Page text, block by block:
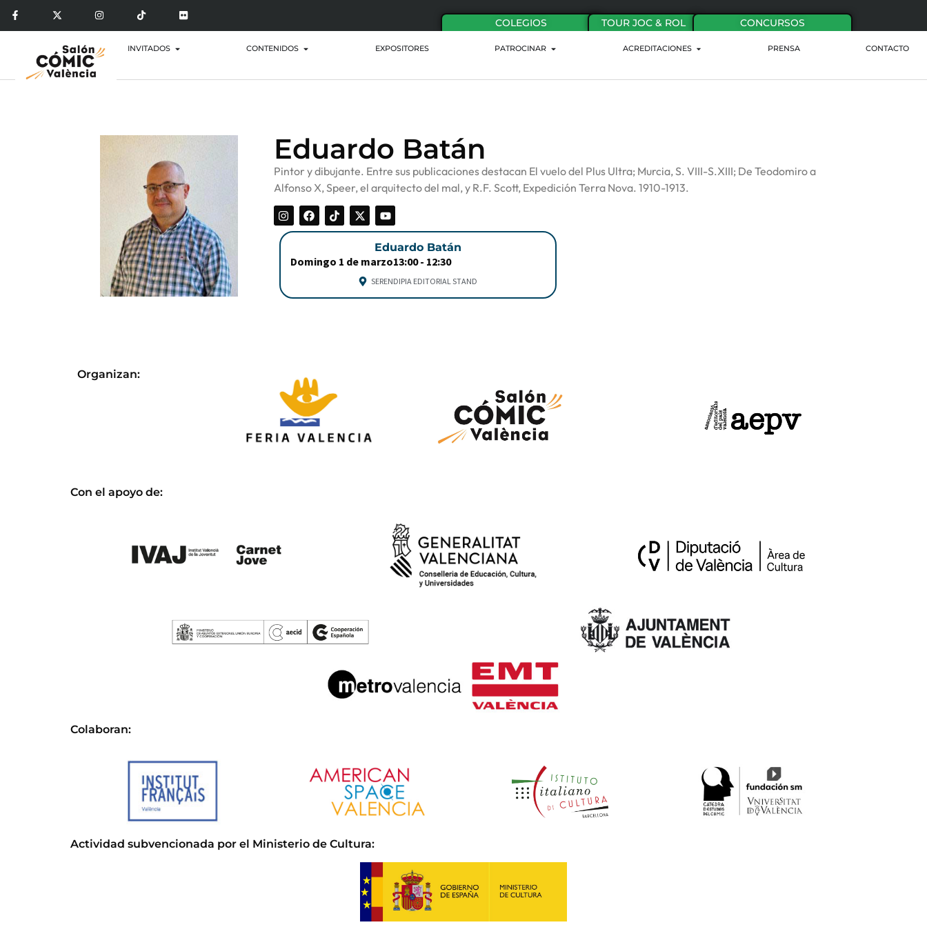
COLEGIOS TOUR JOC & ROL CONCURSOS
INVITADOS CONTENIDOS EXPOSITORES PATROCINAR ACREDITACIONES PRENSA CONTACTO
Eduardo Batán
Pintor y dibujante. Entre sus publicaciones destacan El vuelo del Plus Ultra; Murcia, S. VIII-S.XIII; De Teodomiro a
Alfonso X, Speer, el arquitecto del mal, y R.F. Scott, Expedición Terra Nova. 1910-1913.
Eduardo Batán
Domingo 1 de marzo13:00 - 12:30
SERENDIPIA EDITORIAL STAND
Organizan:
Con el apoyo de:
Colaboran:
Actividad subvencionada por el Ministerio de Cultura: